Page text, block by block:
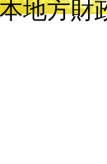
地方財